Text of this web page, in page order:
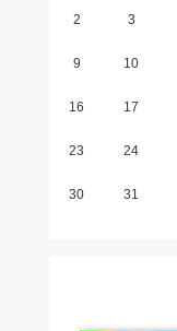
2 3
9 10
16 17
23 24
30 31